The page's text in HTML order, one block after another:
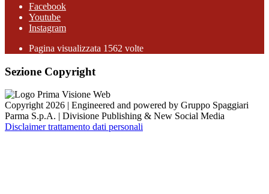
Facebook
Youtube
Instagram
Pagina visualizzata 1562 volte
Sezione Copyright
Copyright 2026 | Engineered and powered by Gruppo Spaggiari
Parma S.p.A. | Divisione Publishing & New Social Media
Disclaimer trattamento dati personali